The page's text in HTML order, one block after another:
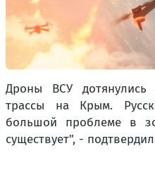
Дроны ВСУ дотянулись
трассы на Крым.
большой проблеме в
существует", -